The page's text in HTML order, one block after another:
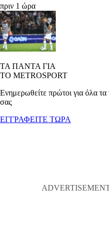
πριν 1 ώρα
ΤΑ ΠΑΝΤΑ ΓΙΑ
ΤΟ METROSPORT
Ενημερωθείτε πρώτοι για όλα τα
σας
ΕΓΓΡΑΦΕΙΤΕ ΤΩΡΑ